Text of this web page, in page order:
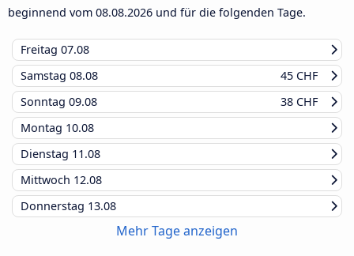
beginnend vom 08.08.2026 und für die folgenden Tage.
Freitag 07.08
Samstag 08.08
45 CHF
Sonntag 09.08
38 CHF
Montag 10.08
Dienstag 11.08
Mittwoch 12.08
Donnerstag 13.08
Mehr Tage anzeigen